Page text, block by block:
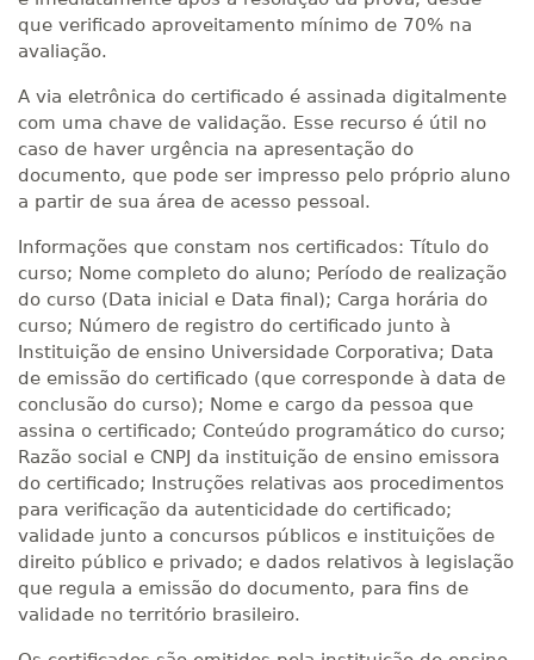
que verificado aproveitamento mínimo de 70% na
avaliação.
A via eletrônica do certificado é assinada digitalmente
com uma chave de validação. Esse recurso é útil no
caso de haver urgência na apresentação do
documento, que pode ser impresso pelo próprio aluno
a partir de sua área de acesso pessoal.
Informações que constam nos certificados: Título do
curso; Nome completo do aluno; Período de realização
do curso (Data inicial e Data final); Carga horária do
curso; Número de registro do certificado junto à
Instituição de ensino Universidade Corporativa; Data
de emissão do certificado (que corresponde à data de
conclusão do curso); Nome e cargo da pessoa que
assina o certificado; Conteúdo programático do curso;
Razão social e CNPJ da instituição de ensino emissora
do certificado; Instruções relativas aos procedimentos
para verificação da autenticidade do certificado;
validade junto a concursos públicos e instituições de
direito público e privado; e dados relativos à legislação
que regula a emissão do documento, para fins de
validade no território brasileiro.